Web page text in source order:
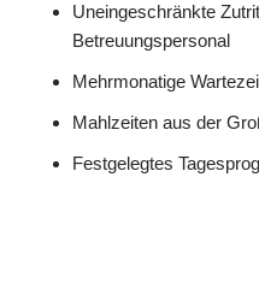
Uneingeschränkte
Betreuungspersonal
Mehrmonatige
Mahlzeiten aus der
Festgelegtes